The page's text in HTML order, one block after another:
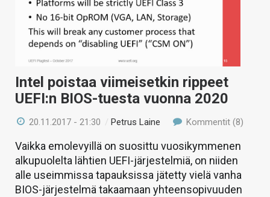
Intel poistaa viimeisetkin rippeet
UEFI:n BIOS-tuesta vuonna 2020
20.11.2017 - 21:30 /Petrus Laine Kommentit (8)
Vaikka emolevyillä on suosittu vuosikymmenen
alkupuolelta lähtien UEFI-järjestelmiä, on niiden
alle useimmissa tapauksissa jätetty vielä vanha
BIOS-järjestelmä takaamaan yhteensopivuuden